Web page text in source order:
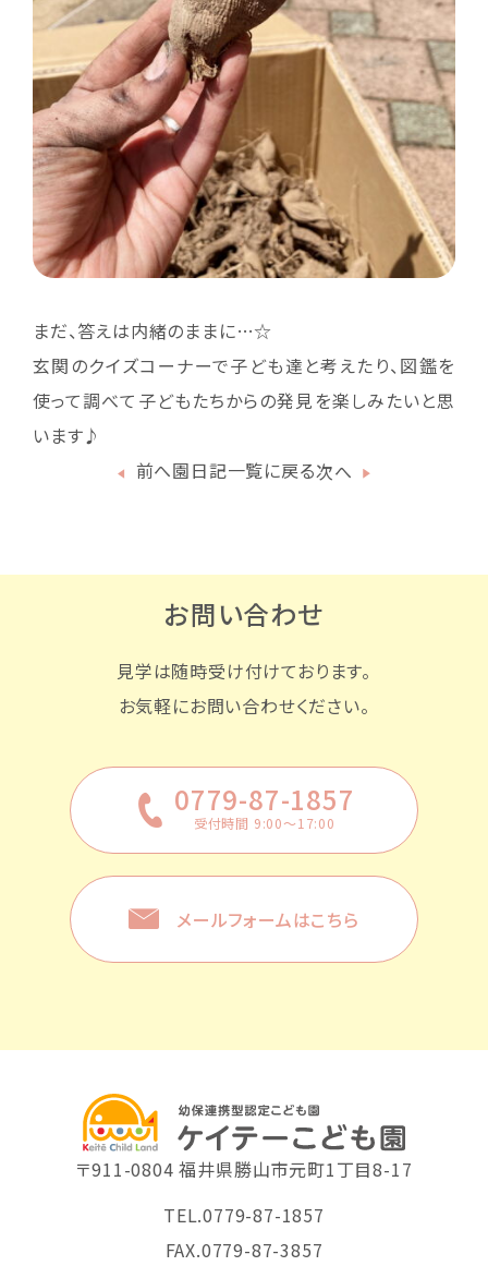
まだ、答えは内緒のままに…☆
玄関のクイズコーナーで子ども達と考えたり、図鑑を
使って調べて子どもたちからの発見を楽しみたいと思
います♪
前へ園日記一覧に戻る次へ
お問い合わせ
見学は随時受け付けております。
お気軽にお問い合わせください。
0779-87-1857
受付時間 9:00〜17:00
メールフォームはこちら
〒911-0804 福井県勝山市元町1丁目8-17
TEL.0779-87-1857
FAX.0779-87-3857